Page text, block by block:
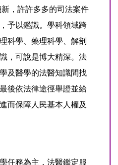
，許許多多的司法案件
予以鑑識。學科領域跨
科學、藥理科學、解剖
，可說是博大精深。法
及醫學的法醫知識間找
後依法律途徑舉證並給
而保障人民基本人權及
任務為主，法醫鑑定服